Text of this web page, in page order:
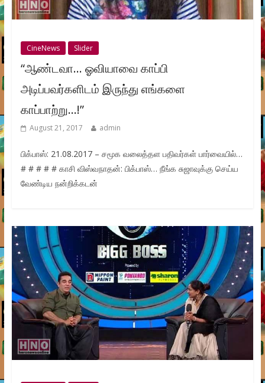
CineNews Slider
“ஆண்டவா… ஓவியாவை காப்பி
அடிப்பவர்களிடம் இருந்து எங்களை
காப்பாற்று…!”
August 21, 2017 admin
பிக்பாஸ்: 21.08.2017 – சமூக வலைத்தள பதிவர்கள் பார்வையில்…
# # # # # காசி விஸ்வநாதன்: பிக்பாஸ்… நீங்க சுஜாவுக்கு செய்ய
வேண்டிய நன்றிக்கடன்